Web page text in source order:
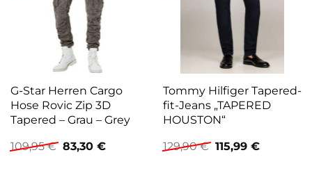
G-Star Herren Cargo
Hose Rovic Zip 3D
Tapered – Grau – Grey
109,95€ Ursprünglicher
Preis
83,30 €Aktueller
Tommy Hilfiger Tapered-
fit-Jeans „TAPERED
HOUSTON“
129,90€ Ursprünglicher
Preis
115,99 €Aktueller